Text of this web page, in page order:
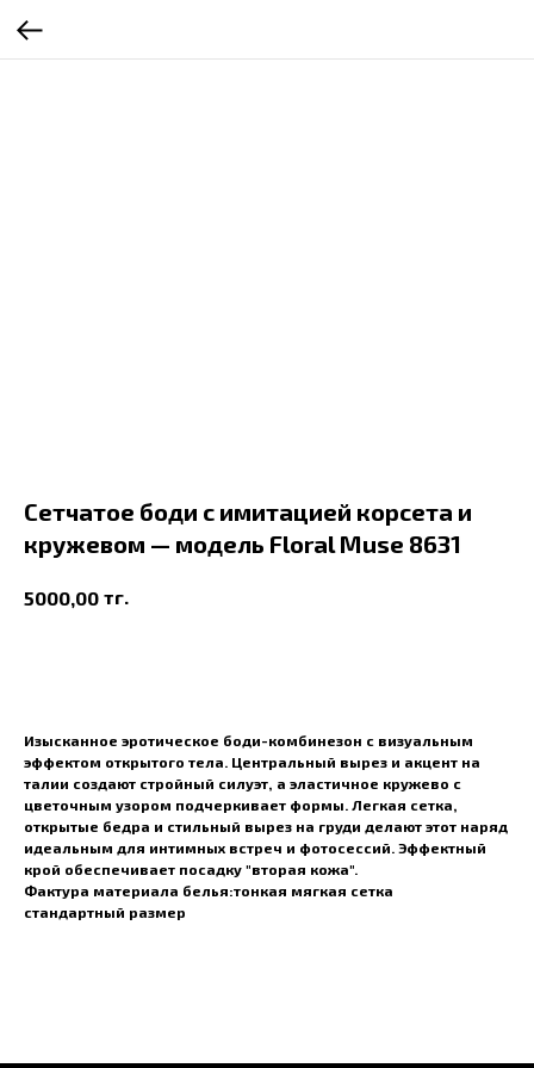
Сетчатое боди с имитацией корсета и
кружевом — модель Floral Muse 8631
5000,00 тг.
Изысканное эротическое боди-комбинезон с визуальным
эффектом открытого тела. Центральный вырез и акцент на
талии создают стройный силуэт, а эластичное кружево с
цветочным узором подчеркивает формы. Легкая сетка,
открытые бедра и стильный вырез на груди делают этот наряд
идеальным для интимных встреч и фотосессий. Эффектный
крой обеспечивает посадку "вторая кожа".
Фактура материала белья:тонкая мягкая сетка
стандартный размер